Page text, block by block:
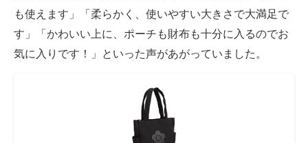
も使えます」「柔らかく、使いやすい大きさで大満足で
す」「かわいい上に、ポーチも財布も十分に入るのでお
気に入りです！」といった声があがっていました。